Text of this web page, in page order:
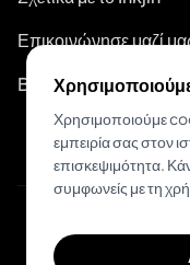
Επικοινώνησε μαζί
Branding Kit
Χρησιμοποιούμε
εμπειρία σας στον
επισκεψιμότητα.
συμφωνείς με τη